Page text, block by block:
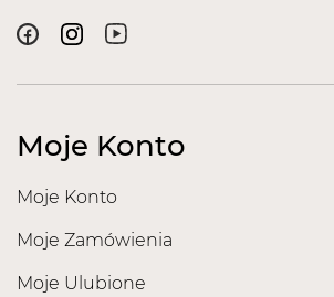
Moje Konto
Moje Konto
Moje Zamówienia
Moje Ulubione